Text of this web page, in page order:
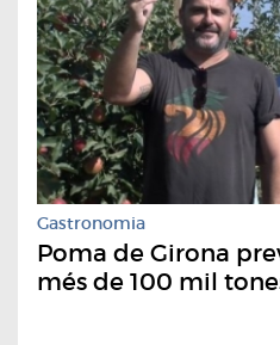
Gastronomia
Poma de Girona
més de 100 mil